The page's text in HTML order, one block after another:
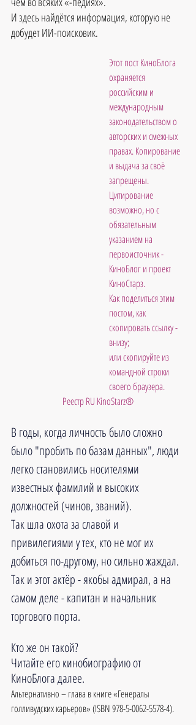
И здесь найдётся информация, которую не
добудет ИИ-поисковик.
Этот пост КиноБлога
охраняется
российским и
международным
законодательством о
авторских и смежных
правах. Копирование
и выдача за своё
запрещены.
Цитирование
возможно, но с
обязательным
указанием на
первоисточник -
КиноБлог и проект
КиноСтарз.
Как поделиться этим
постом, как
скопировать ссылку -
внизу;
или скопируйте из
командной строки
своего браузера.
Реестр RU KinoStarz®
В годы, когда личность было сложно
было "пробить по базам данных", люди
легко становились носителями
известных фамилий и высоких
должностей (чинов, званий).
Так шла охота за славой и
привилегиями у тех, кто не мог их
добиться по-другому, но сильно жаждал.
Так и этот актёр - якобы адмирал, а на
самом деле - капитан и начальник
торгового порта.
Кто же он такой?
Читайте его кинобиографию от
КиноБлога далее.
Альтернативно – глава в книге «Генералы
голливудских карьеров» (ISBN 978-5-0062-5578-4).